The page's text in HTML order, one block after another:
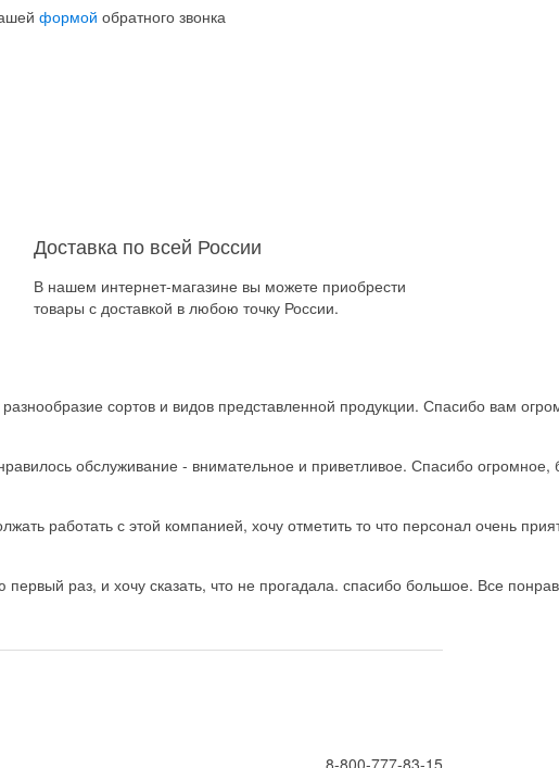
формой обратного звонка
Доставка по всей России
В нашем интернет-магазине вы можете приобрести
товары с доставкой в любою точку России.
сортов и видов представленной продукции. Спасибо вам
обслуживание - внимательное и приветливое. Спасибо огромное,
работать с этой компанией, хочу отметить то что персонал очень
раз, и хочу сказать, что не прогадала. спасибо большое. Все
8-800-777-83-15